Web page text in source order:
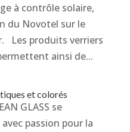
à contrôle solaire,
du Novotel sur le
Les produits verriers
ainsi de...
et colorés
GLASS se
passion pour la